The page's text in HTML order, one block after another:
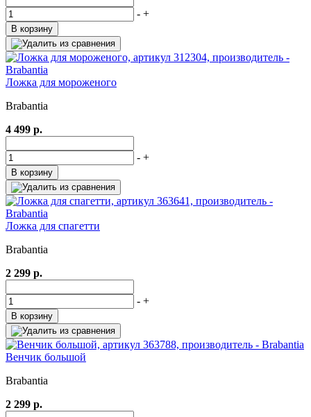
- +
В корзину
Ложка для мороженого
Brabantia
4 499 р.
- +
В корзину
Ложка для спагетти
Brabantia
2 299 р.
- +
В корзину
Венчик большой
Brabantia
2 299 р.